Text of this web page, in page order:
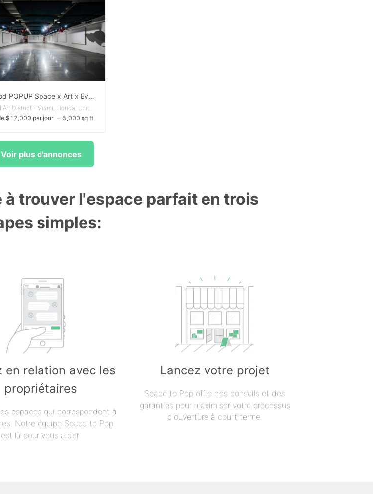
Wynwood POPUP Space x Art x Events x Gallery
Wynwood Art District - Miami, Florida, United States
$12,000 par jour
∙ 5,000 sq ft
Voir plus d'annonces
à trouver l'espace parfait en trois
simples:
en relation avec les
propriétaires
espaces qui correspondent à
Notre équipe Space to Pop
est là pour vous aider.
Lancez votre projet
Space to Pop offre des conseils et des
garanties pour maximiser votre processus
d'ouverture à court terme.